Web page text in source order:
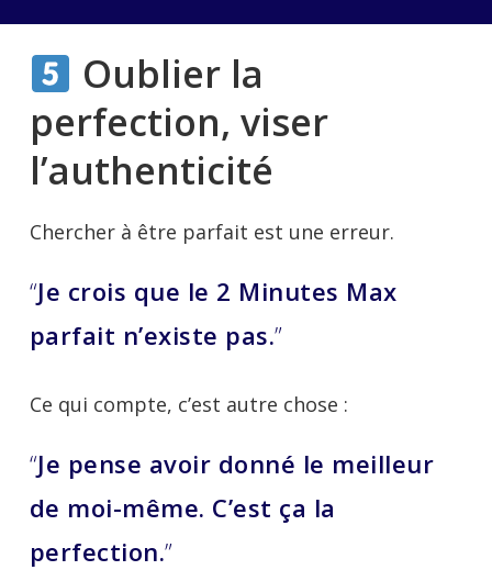
Oublier la
perfection, viser
l’authenticité
Chercher à être parfait est une erreur.
“Je crois que le 2 Minutes Max
parfait n’existe pas.”
Ce qui compte, c’est autre chose :
“Je pense avoir donné le meilleur
de moi-même. C’est ça la
perfection.”